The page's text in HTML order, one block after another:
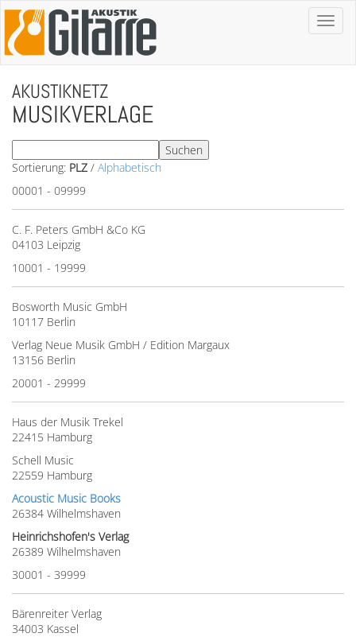
Toggle
AKUSTIKNETZ
MUSIKVERLAGE
Sortierung: PLZ / Alphabetisch
00001 - 09999
C. F. Peters GmbH &Co KG
04103 Leipzig
10001 - 19999
Bosworth Music GmbH
10117 Berlin
Verlag Neue Musik GmbH / Edition Margaux
13156 Berlin
20001 - 29999
Haus der Musik Trekel
22415 Hamburg
Schell Music
22559 Hamburg
Acoustic Music Books
26384 Wilhelmshaven
Heinrichshofen's Verlag
26389 Wilhelmshaven
30001 - 39999
Bärenreiter Verlag
34003 Kassel